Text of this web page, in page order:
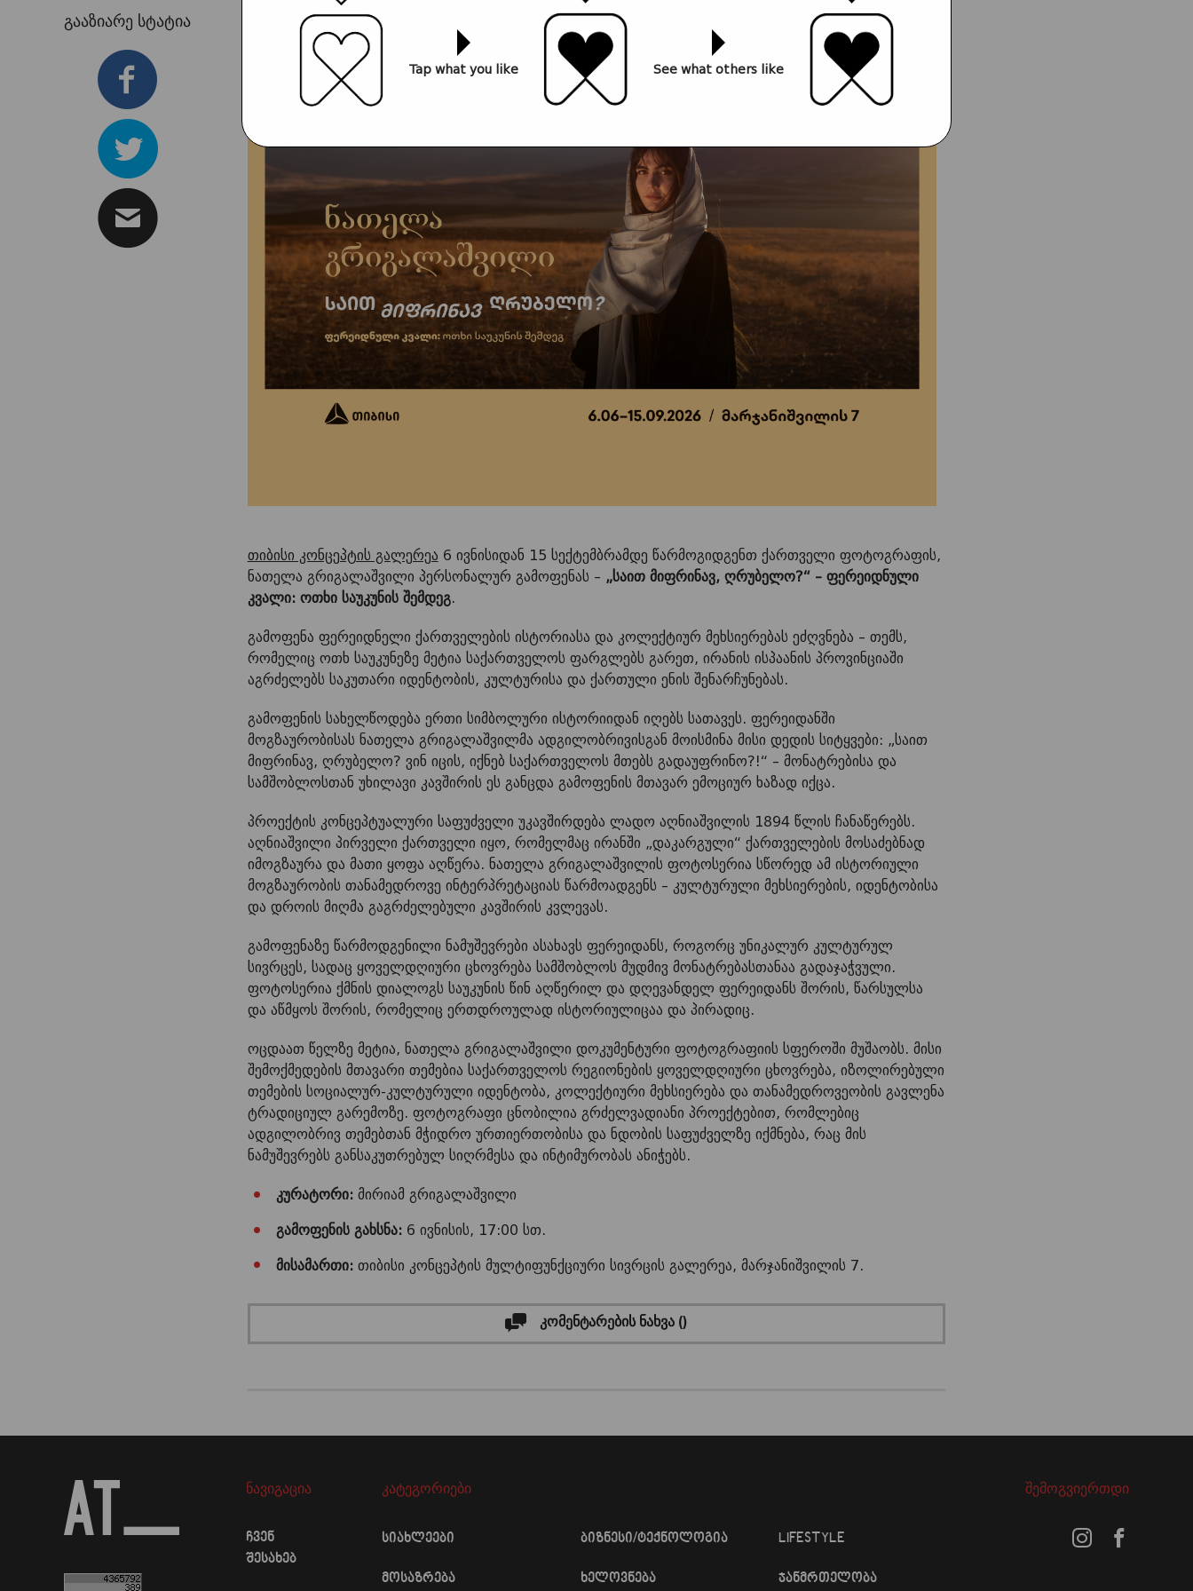
გააზიარე სტატია
თიბისი კონცეპტის გალერეა 6 ივნისიდან 15 სექტემბრამდე წარმოგიდგენთ ქართველი ფოტოგრაფის,
ნათელა გრიგალაშვილი პერსონალურ გამოფენას – „საით მიფრინავ, ღრუბელო?“ – ფერეიდნული
კვალი: ოთხი საუკუნის შემდეგ.
გამოფენა ფერეიდნელი ქართველების ისტორიასა და კოლექტიურ მეხსიერებას ეძღვნება – თემს,
რომელიც ოთხ საუკუნეზე მეტია საქართველოს ფარგლებს გარეთ, ირანის ისპაანის პროვინციაში
აგრძელებს საკუთარი იდენტობის, კულტურისა და ქართული ენის შენარჩუნებას.
გამოფენის სახელწოდება ერთი სიმბოლური ისტორიიდან იღებს სათავეს. ფერეიდანში
მოგზაურობისას ნათელა გრიგალაშვილმა ადგილობრივისგან მოისმინა მისი დედის სიტყვები: „საით
მიფრინავ, ღრუბელო? ვინ იცის, იქნებ საქართველოს მთებს გადაუფრინო?!“ – მონატრებისა და
სამშობლოსთან უხილავი კავშირის ეს განცდა გამოფენის მთავარ ემოციურ ხაზად იქცა.
პროექტის კონცეპტუალური საფუძველი უკავშირდება ლადო აღნიაშვილის 1894 წლის ჩანაწერებს.
აღნიაშვილი პირველი ქართველი იყო, რომელმაც ირანში „დაკარგული“ ქართველების მოსაძებნად
იმოგზაურა და მათი ყოფა აღწერა. ნათელა გრიგალაშვილის ფოტოსერია სწორედ ამ ისტორიული
მოგზაურობის თანამედროვე ინტერპრეტაციას წარმოადგენს – კულტურული მეხსიერების, იდენტობისა
და დროის მიღმა გაგრძელებული კავშირის კვლევას.
გამოფენაზე წარმოდგენილი ნამუშევრები ასახავს ფერეიდანს, როგორც უნიკალურ კულტურულ
სივრცეს, სადაც ყოველდღიური ცხოვრება სამშობლოს მუდმივ მონატრებასთანაა გადაჯაჭვული.
ფოტოსერია ქმნის დიალოგს საუკუნის წინ აღწერილ და დღევანდელ ფერეიდანს შორის, წარსულსა
და აწმყოს შორის, რომელიც ერთდროულად ისტორიულიცაა და პირადიც.
ოცდაათ წელზე მეტია, ნათელა გრიგალაშვილი დოკუმენტური ფოტოგრაფიის სფეროში მუშაობს. მისი
შემოქმედების მთავარი თემებია საქართველოს რეგიონების ყოველდღიური ცხოვრება, იზოლირებული
თემების სოციალურ-კულტურული იდენტობა, კოლექტიური მეხსიერება და თანამედროვეობის გავლენა
ტრადიციულ გარემოზე. ფოტოგრაფი ცნობილია გრძელვადიანი პროექტებით, რომლებიც
ადგილობრივ თემებთან მჭიდრო ურთიერთობისა და ნდობის საფუძველზე იქმნება, რაც მის
ნამუშევრებს განსაკუთრებულ სიღრმესა და ინტიმურობას ანიჭებს.
კურატორი: მირიამ გრიგალაშვილი
გამოფენის გახსნა: 6 ივნისის, 17:00 სთ.
მისამართი: თიბისი კონცეპტის მულტიფუნქციური სივრცის გალერეა, მარჯანიშვილის 7.
კომენტარების ნახვა ()
ნავიგაცია
ჩვენ
შესახებ
კატეგორიები
სიახლეები ბიზნესი/ტექნოლოგია LIFESTYLE
მოსაზრება ხელოვნება ჯანმრთელობა
შემოგვიერთდი
Tap what you like See what others like